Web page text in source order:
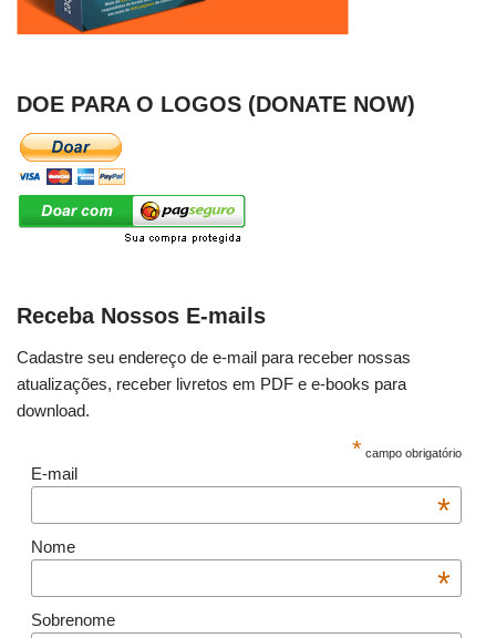
DOE PARA O LOGOS (DONATE NOW)
Receba Nossos E-mails
Cadastre seu endereço de e-mail para receber nossas
atualizações, receber livretos em PDF e e-books para
download.
* campo obrigatório
E-mail
*
Nome
*
Sobrenome